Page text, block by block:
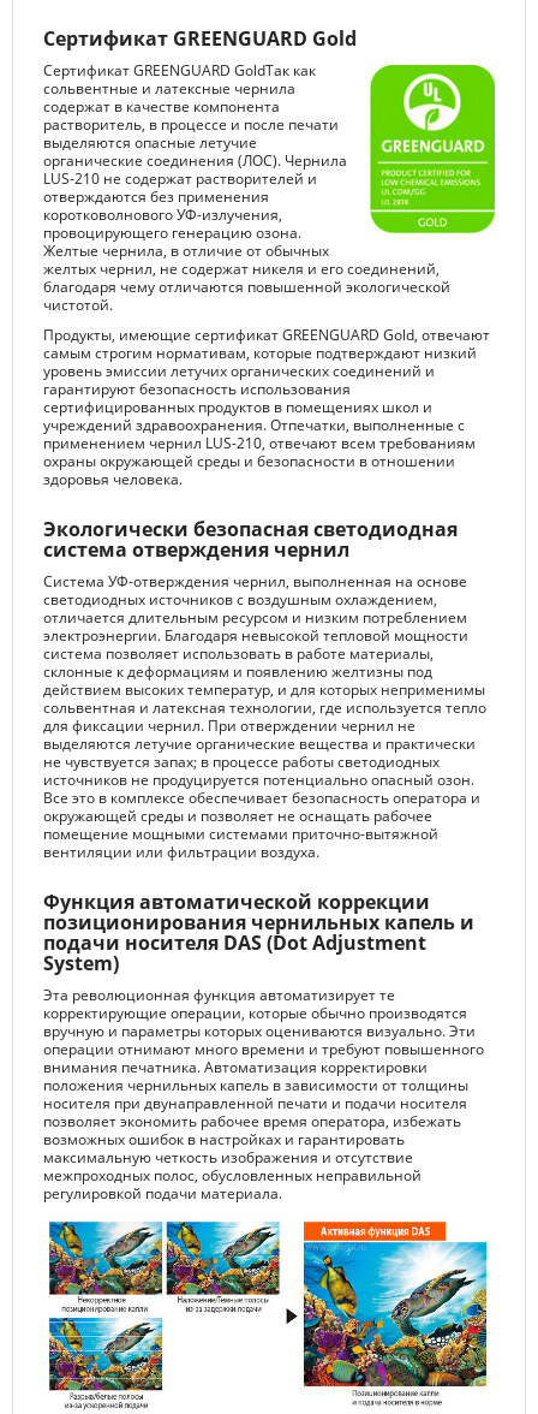
Сертификат GREENGUARD Gold
Сертификат GREENGUARD GoldТак как
сольвентные и латексные чернила
содержат в качестве компонента
растворитель, в процессе и после печати
выделяются опасные летучие
органические соединения (ЛОС). Чернила
LUS-210 не содержат растворителей и
отверждаются без применения
коротковолнового УФ-излучения,
провоцирующего генерацию озона.
Желтые чернила, в отличие от обычных
желтых чернил, не содержат никеля и его соединений,
благодаря чему отличаются повышенной экологической
чистотой.
Продукты, имеющие сертификат GREENGUARD Gold, отвечают
самым строгим нормативам, которые подтверждают низкий
уровень эмиссии летучих органических соединений и
гарантируют безопасность использования
сертифицированных продуктов в помещениях школ и
учреждений здравоохранения. Отпечатки, выполненные с
применением чернил LUS-210, отвечают всем требованиям
охраны окружающей среды и безопасности в отношении
здоровья человека.
Экологически безопасная светодиодная
система отверждения чернил
Система УФ-отверждения чернил, выполненная на основе
светодиодных источников с воздушным охлаждением,
отличается длительным ресурсом и низким потреблением
электроэнергии. Благодаря невысокой тепловой мощности
система позволяет использовать в работе материалы,
склонные к деформациям и появлению желтизны под
действием высоких температур, и для которых неприменимы
сольвентная и латексная технологии, где используется тепло
для фиксации чернил. При отверждении чернил не
выделяются летучие органические вещества и практически
не чувствуется запах; в процессе работы светодиодных
источников не продуцируется потенциально опасный озон.
Все это в комплексе обеспечивает безопасность оператора и
окружающей среды и позволяет не оснащать рабочее
помещение мощными системами приточно-вытяжной
вентиляции или фильтрации воздуха.
Функция автоматической коррекции
позиционирования чернильных капель и
подачи носителя DAS (Dot Adjustment
System)
Эта революционная функция автоматизирует те
корректирующие операции, которые обычно производятся
вручную и параметры которых оцениваются визуально. Эти
операции отнимают много времени и требуют повышенного
внимания печатника. Автоматизация корректировки
положения чернильных капель в зависимости от толщины
носителя при двунаправленной печати и подачи носителя
позволяет экономить рабочее время оператора, избежать
возможных ошибок в настройках и гарантировать
максимальную четкость изображения и отсутствие
межпроходных полос, обусловленных неправильной
регулировкой подачи материала.